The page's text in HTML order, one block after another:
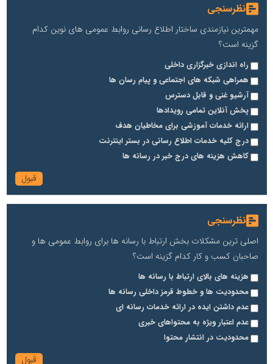
نظرسنجی
مهمترین نیازمندی ساختار اطلاع رسانی روابط عمومی های نوین کدام
گزینه است؟
راه اندازی خبرگزاری داخلی
همراهی شبکه های اجتماعی و پیام رسان ها
آرشیو غنی و قابل دسترس
پخش آنلاین تمامی رویدادها
ارائه خدمات آموزشی برای مخاطیان هدف
درج کلیه خدمات اطلاع رسانی در بستر اینترنت
کاهش هزینه های درج خبر در رسانه ها
نظرسنجی
اصلی ترین مشکلات بخش ارتباط با رسانه ها برای روابط عمومی ها و
صاحبان کسب و کار کدام گزینه است؟
هزینه های بالای ارتباط با رسانه ها
محدودیت ها و خطوط قرمز داخلی رسانه ها
عدم داشتن ایده در ارائه خدمات رسانه ای
عدم اعتبار ویژه به محتواهای خبری
محدودیت در انتشار محتوا